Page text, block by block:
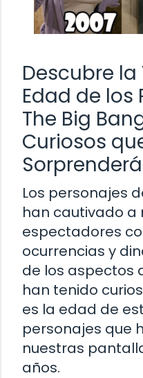
Descubre
Edad de los
The Big
Curiosos
Los personajes
han cautivado a
espectadores
ocurrencias y
de los aspectos
han tenido
es la edad de
personajes que
nuestras
años.